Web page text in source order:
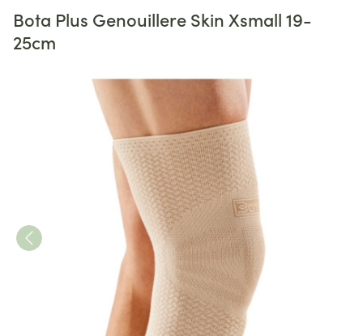
Bota Plus Genouillere Skin Xsmall 19-
25cm